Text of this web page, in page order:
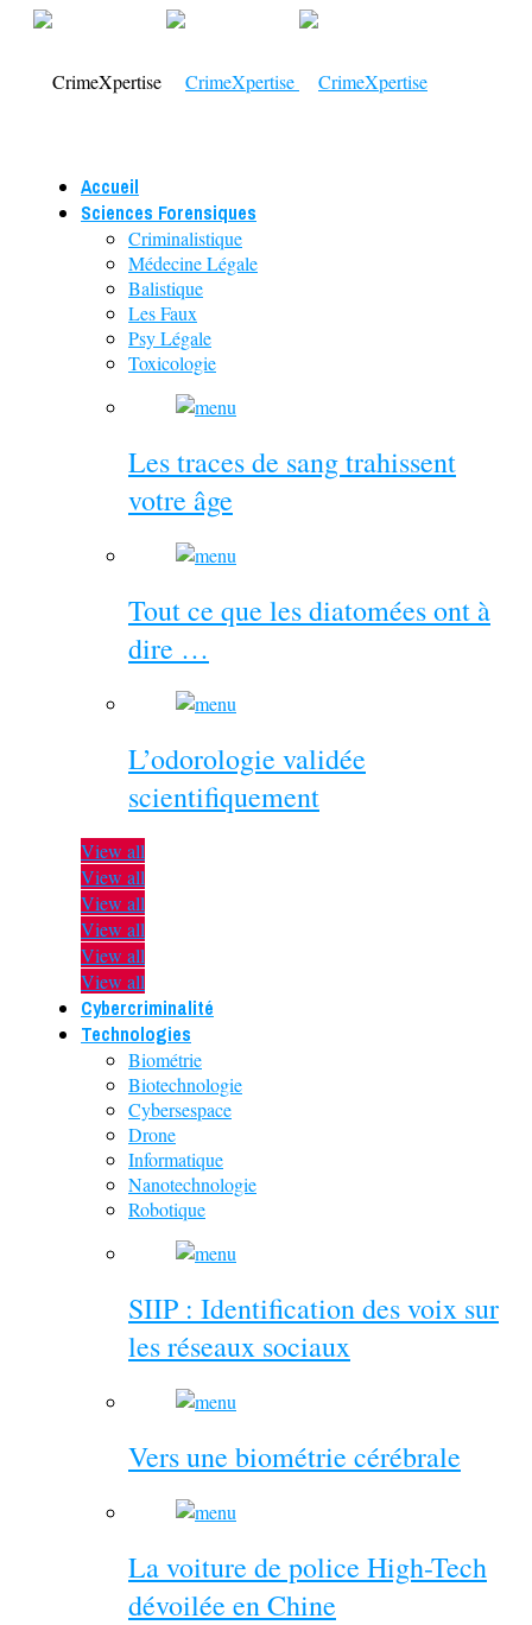
Accueil
Sciences Forensiques
Criminalistique
Médecine Légale
Balistique
Les Faux
Psy Légale
Toxicologie
Les traces de sang trahissent
votre âge
Tout ce que les diatomées ont à
dire …
L’odorologie validée
scientifiquement
View all
View all
View all
View all
View all
View all
Cybercriminalité
Technologies
Biométrie
Biotechnologie
Cybersespace
Drone
Informatique
Nanotechnologie
Robotique
SIIP : Identification des voix sur
les réseaux sociaux
Vers une biométrie cérébrale
La voiture de police High-Tech
dévoilée en Chine